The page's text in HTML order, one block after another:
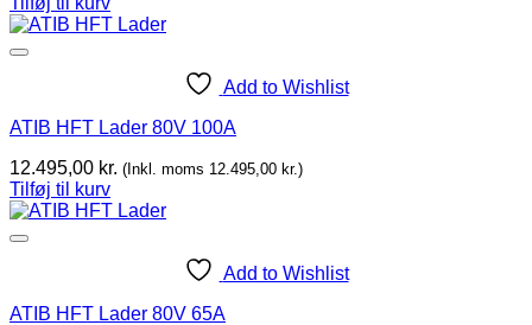
Add to Wishlist
ATIB HFT Lader 80V 100A
12.495,00 kr. (Inkl. moms 12.495,00 kr.)
Tilføj til kurv
Add to Wishlist
ATIB HFT Lader 80V 65A